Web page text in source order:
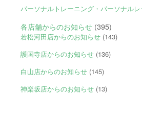
パーソナルトレーニング・パーソナル
各店舗からのお知らせ(395)
若松河田店からのお知らせ(143)
護国寺店からのお知らせ(136)
白山店からのお知らせ(145)
神楽坂店からのお知らせ(13)